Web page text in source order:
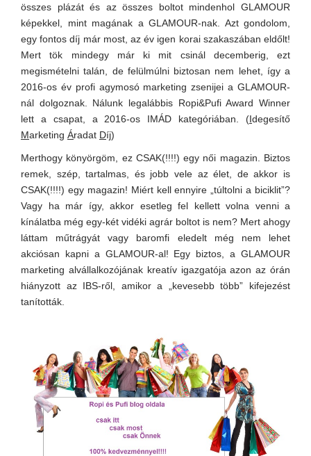
összes plázát és az összes boltot mindenhol GLAMOUR
képekkel, mint magának a GLAMOUR-nak. Azt gondolom,
egy fontos díj már most, az év igen korai szakaszában eldőlt!
Mert tök mindegy már ki mit csinál decemberig, ezt
megismételni talán, de felülmúlni biztosan nem lehet, így a
2016-os év profi agymosó marketing zsenijei a GLAMOUR-
nál dolgoznak. Nálunk legalábbis Ropi&Pufi Award Winner
lett a csapat, a 2016-os IMÁD kategóriában. (Idegesítő
Marketing Áradat Díj)
Merthogy könyörgöm, ez CSAK(!!!!) egy női magazin. Biztos
remek, szép, tartalmas, és jobb vele az élet, de akkor is
CSAK(!!!!) egy magazin! Miért kell ennyire „túltolni a biciklit”?
Vagy ha már így, akkor esetleg fel kellett volna venni a
kínálatba még egy-két vidéki agrár boltot is nem? Mert ahogy
láttam műtrágyát vagy baromfi eledelt még nem lehet
akciósan kapni a GLAMOUR-al! Egy biztos, a GLAMOUR
marketing alvállalkozójának kreatív igazgatója azon az órán
hiányzott az IBS-ről, amikor a „kevesebb több” kifejezést
tanították.